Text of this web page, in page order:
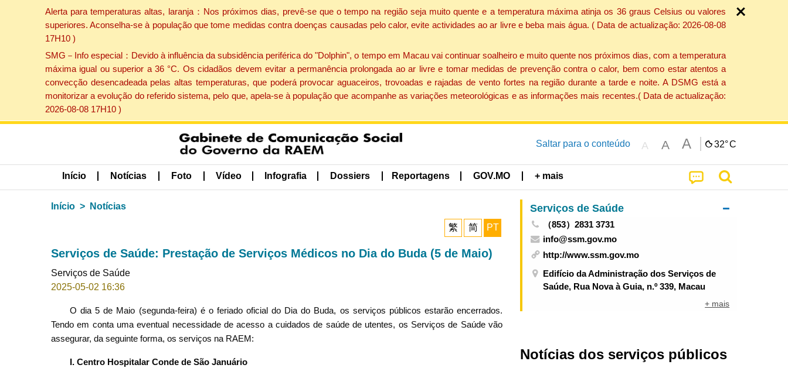
Alerta para temperaturas altas, laranja：Nos próximos dias, prevê-se que o tempo na região seja muito quente e a temperatura máxima atinja os 36 graus Celsius ou valores
superiores. Aconselha-se à população que tome medidas contra doenças causadas pelo calor, evite actividades ao ar livre e beba mais água. ( Data de actualização: 2026-08-08
17H10 )
SMG－Info especial：Devido à influência da subsidência periférica do "Dolphin", o tempo em Macau vai continuar soalheiro e muito quente nos próximos dias, com a temperatura
máxima igual ou superior a 36 °C. Os cidadãos devem evitar a permanência prolongada ao ar livre e tomar medidas de prevenção contra o calor, bem como estar atentos a
convecção desencadeada pelas altas temperaturas, que poderá provocar aguaceiros, trovoadas e rajadas de vento fortes na região durante a tarde e noite. A DSMG está a
monitorizar a evolução do referido sistema, pelo que, apela-se à população que acompanhe as variações meteorológicas e as informações mais recentes.( Data de actualização:
2026-08-08 17H10 )
Saltar para o conteúdo A A A 32°C
Início Notícias Foto Vídeo Infografia Dossiers Reportagens GOV.MO + mais
Início Notícias
繁 简 PT
Serviços de Saúde: Prestação de Serviços Médicos no Dia do Buda (5 de Maio)
Serviços de Saúde
2025-05-02 16:36
O dia 5 de Maio (segunda-feira) é o feriado oficial do Dia do Buda, os serviços públicos estarão encerrados.
Tendo em conta uma eventual necessidade de acesso a cuidados de saúde de utentes, os Serviços de Saúde vão
assegurar, da seguinte forma, os serviços na RAEM:
I. Centro Hospitalar Conde de São Januário
Serviços de Saúde
（853）2831 3731
info@ssm.gov.mo
http://www.ssm.gov.mo
Edifício da Administração dos Serviços de
Saúde, Rua Nova à Guia, n.º 339, Macau
+ mais
Notícias dos serviços públicos